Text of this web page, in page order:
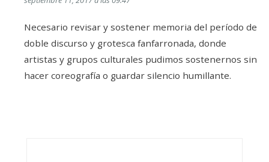
Necesario revisar y sostener memoria del período de
doble discurso y grotesca fanfarronada, donde
artistas y grupos culturales pudimos sostenernos sin
hacer coreografía o guardar silencio humillante.